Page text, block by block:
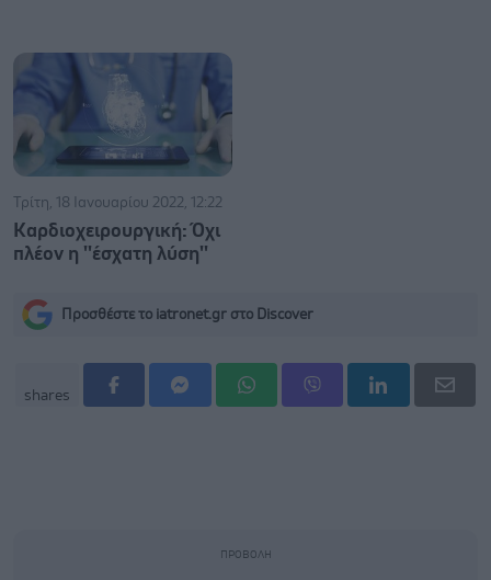
Τρίτη, 18 Ιανουαρίου 2022, 12:22
Καρδιοχειρουργική: Όχι
πλέον η ''έσχατη λύση''
Προσθέστε το iatronet.gr στο Discover
shares